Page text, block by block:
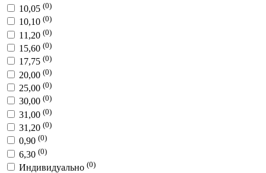
10,05 (0)
10,10 (0)
11,20 (0)
15,60 (0)
17,75 (0)
20,00 (0)
25,00 (0)
30,00 (0)
31,00 (0)
31,20 (0)
0,90 (0)
6,30 (0)
Индивидуально (0)